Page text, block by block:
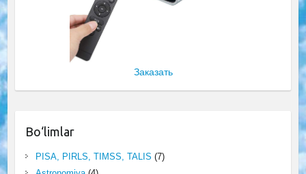
Заказать
Bo‘limlar
PISA, PIRLS, TIMSS, TALIS (7)